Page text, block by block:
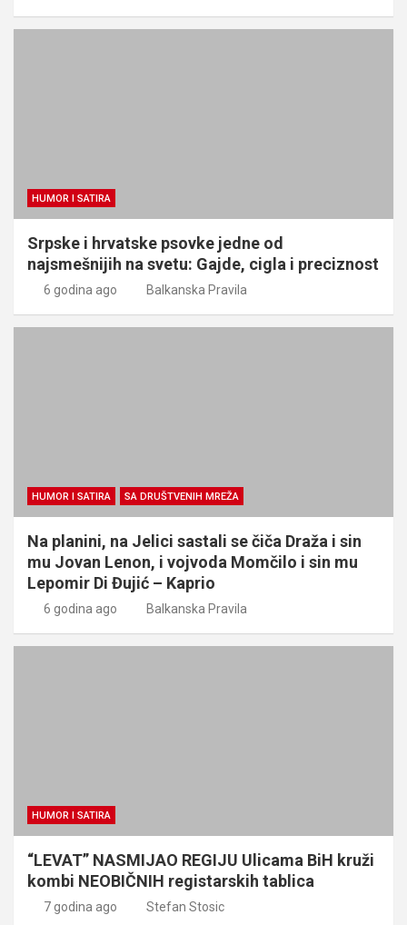
HUMOR I SATIRA
Srpske i hrvatske psovke jedne od
najsmešnijih na svetu: Gajde, cigla i preciznost
6 godina ago Balkanska Pravila
HUMOR I SATIRA SA DRUŠTVENIH MREŽA
Na planini, na Jelici sastali se čiča Draža i sin
mu Jovan Lenon, i vojvoda Momčilo i sin mu
Lepomir Di Đujić – Kaprio
6 godina ago Balkanska Pravila
HUMOR I SATIRA
“LEVAT” NASMIJAO REGIJU Ulicama BiH kruži
kombi NEOBIČNIH registarskih tablica
7 godina ago Stefan Stosic